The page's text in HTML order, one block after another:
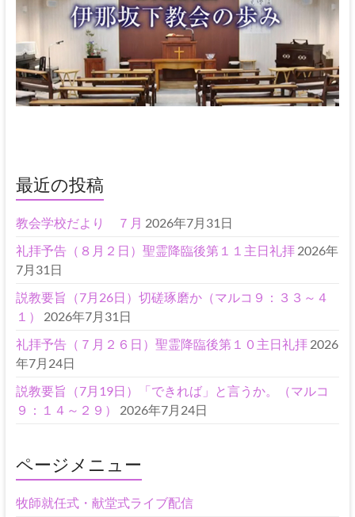
最近の投稿
教会学校だより ７月 2026年7月31日
礼拝予告（８月２日）聖霊降臨後第１１主日礼拝 2026年
7月31日
説教要旨（7月26日）切磋琢磨か（マルコ９：３３～４
１）
2026年7月31日
礼拝予告（７月２６日）聖霊降臨後第１０主日礼拝 2026
年7月24日
説教要旨（7月19日）「できれば」と言うか。（マルコ
９：１４～２９）
2026年7月24日
ページメニュー
牧師就任式・献堂式ライブ配信